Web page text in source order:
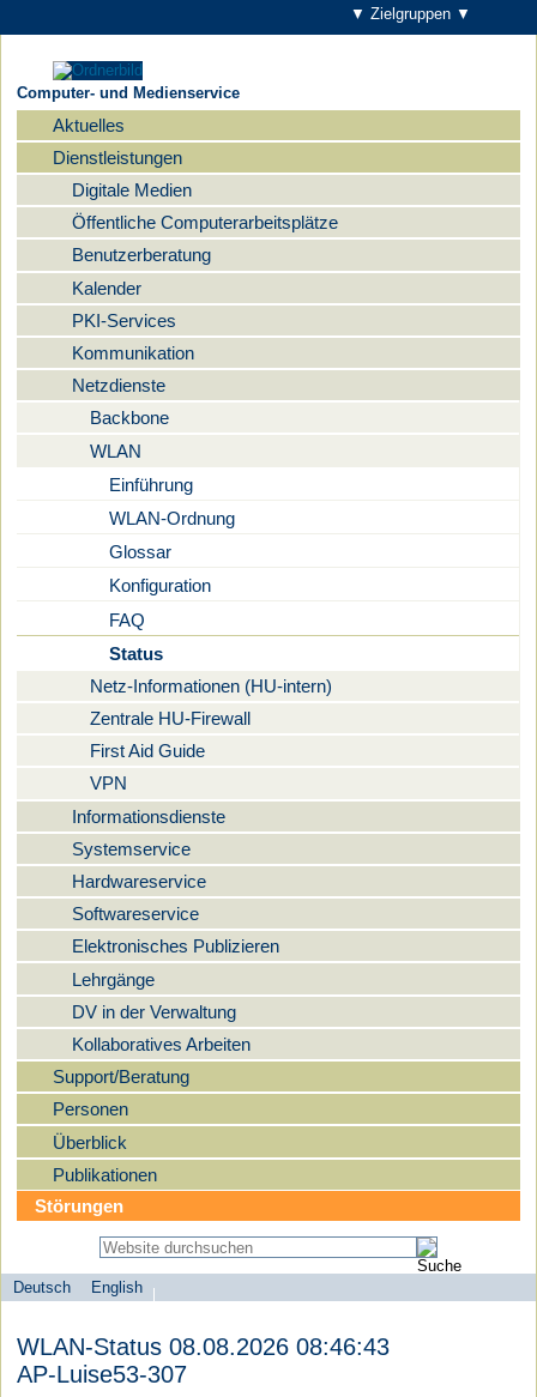
▼ Zielgruppen ▼
Computer- und Medienservice
Navigation
Aktuelles
Dienstleistungen
Digitale Medien
Öffentliche Computerarbeitsplätze
Benutzerberatung
Kalender
PKI-Services
Kommunikation
Netzdienste
Backbone
WLAN
Einführung
WLAN-Ordnung
Glossar
Konfiguration
FAQ
Status
Netz-Informationen (HU-intern)
Zentrale HU-Firewall
First Aid Guide
VPN
Informationsdienste
Systemservice
Hardwareservice
Softwareservice
Elektronisches Publizieren
Lehrgänge
DV in der Verwaltung
Kollaboratives Arbeiten
Support/Beratung
Personen
Überblick
Publikationen
Störungen
Sprachauswahl
Deutsch
English
search-menu
Universität
zu
WLAN-Status 08.08.2026 08:46:43
AP-Luise53-307